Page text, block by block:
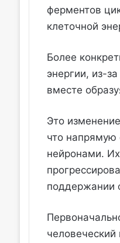
ферментов
клеточной
Более
энергии, из-
вместе
Это
что напрямую
нейронами.
поддержании